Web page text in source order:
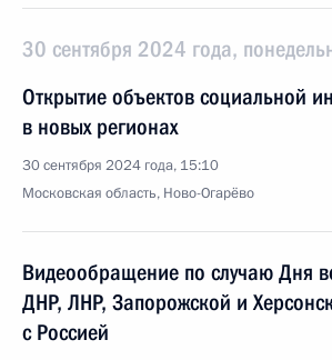
30 сентября 2024 года,
Открытие объектов социальной
в новых регионах
30 сентября 2024 года, 15:10
Московская область, Ново-Огарёво
Видеообращение по случаю Дня
ДНР, ЛНР, Запорожской и
с Россией